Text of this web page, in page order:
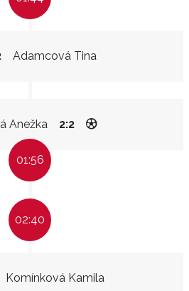
Adamcová Tina
Anežka 2:2
01:56
02:40
Komínková Kamila